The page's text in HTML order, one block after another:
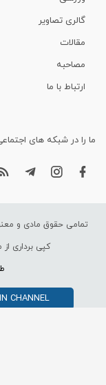
گالری تصاویر
مقالات
مصاحبه
ارتباط با ما
ما را در شبکه های
تمامی حقوق مادی و
کپی برداری
CHANNEL